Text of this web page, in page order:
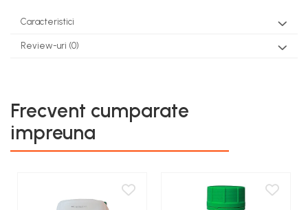
Caracteristici
Review-uri (0)
Frecvent cumparate
impreuna